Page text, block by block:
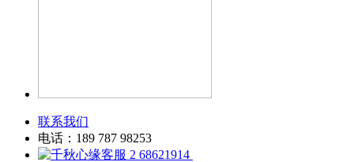
联系我们
电话：189 787 98253
68621914